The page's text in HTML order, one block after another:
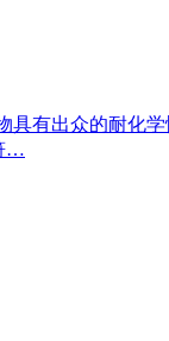
具有出众的耐化
…